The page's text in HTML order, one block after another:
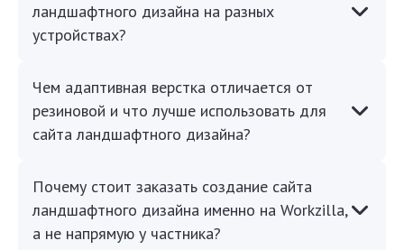
ландшафтного дизайна на разных
устройствах?
Чем адаптивная верстка отличается от
резиновой и что лучше использовать для
сайта ландшафтного дизайна?
Почему стоит заказать создание сайта
ландшафтного дизайна именно на Workzilla,
а не напрямую у частника?